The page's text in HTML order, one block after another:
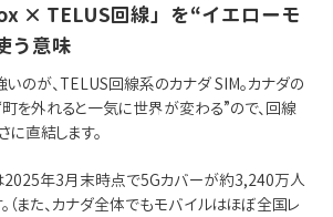
× TELUS回線」を“イエローモ
う意味
のが、TELUS回線系のカナダ SIM。カナダの
を外れると一気に世界が変わる”ので、回線
直結します。
2025年3月末時点で5Gカバーが約3,240万人
（また、カナダ全体でもモバイルはほぼ全国レ